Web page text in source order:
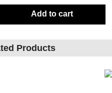
Add to cart
Products